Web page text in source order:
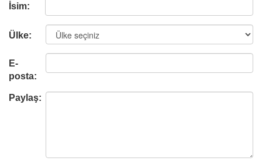
İsim:
Ülke:
E-
posta:
Paylaş: